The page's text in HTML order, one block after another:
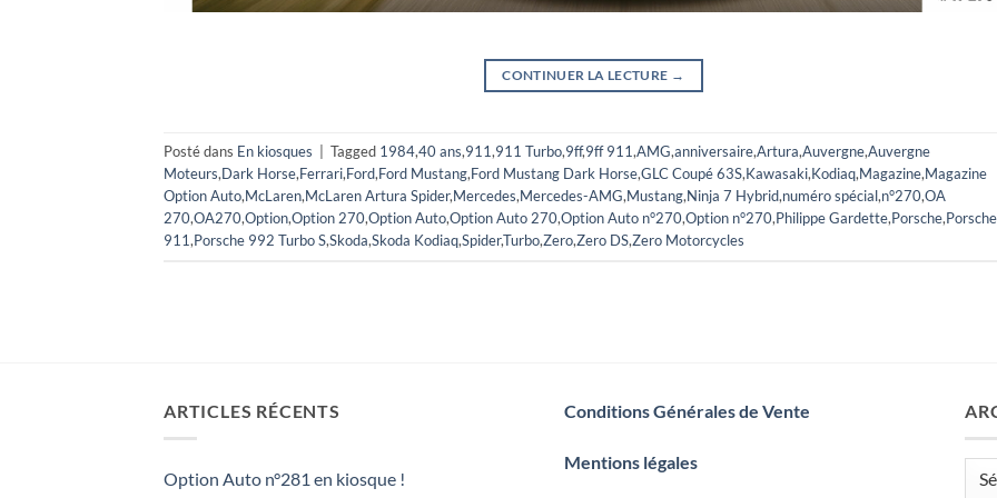
CONTINUER LA LECTURE →
Posté dans En kiosques Tagged 1984,40 ans,911,911 Turbo,9ff,9ff 911,AMG,anniversaire,Artura,Auvergne,Auvergne
Moteurs,Dark Horse,Ferrari,Ford,Ford Mustang,Ford Mustang Dark Horse,GLC Coupé 63S,Kawasaki,Kodiaq,Magazine,Magazine
Option Auto,McLaren,McLaren Artura Spider,Mercedes,Mercedes-AMG,Mustang,Ninja 7 Hybrid,numéro spécial,n°270,OA
270,OA270,Option,Option 270,Option Auto,Option Auto 270,Option Auto n°270,Option n°270,Philippe Gardette,Porsche,Porsche
911,Porsche 992 Turbo S,Skoda,Skoda Kodiaq,Spider,Turbo,Zero,Zero DS,Zero Motorcycles
ARTICLES RÉCENTS
Option Auto n°281 en kiosque !
Conditions Générales de Vente
Mentions légales